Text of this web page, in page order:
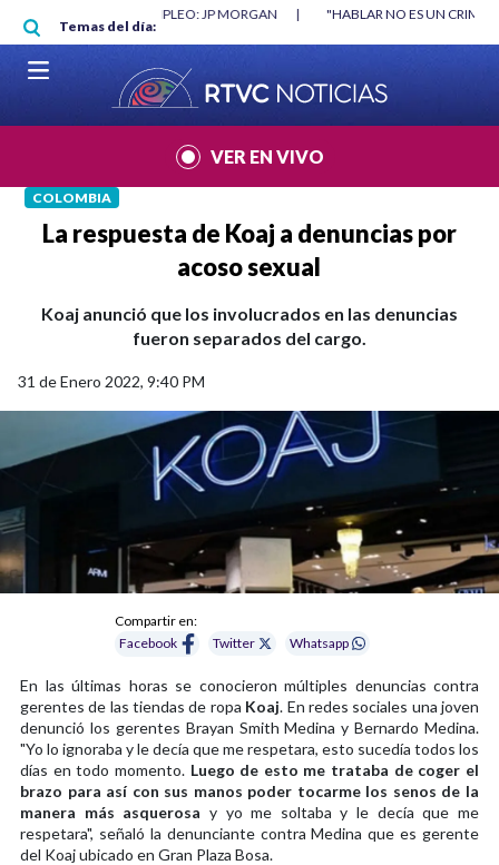
Pasar al contenido principal
Temas del día:
"HABLAR NO ES UN CRIMEN": CARTA DE BETO CORAL |
VER EN VIVO
COLOMBIA
La respuesta de Koaj a denuncias por
acoso sexual
Koaj anunció que los involucrados en las denuncias
fueron separados del cargo.
31 de Enero 2022, 9:40 PM
Compartir en:
Facebook
Twitter Whatsapp
En las últimas horas se conocieron múltiples denuncias contra
gerentes de las tiendas de ropa Koaj. En redes sociales una joven
denunció los gerentes Brayan Smith Medina y Bernardo Medina.
"Yo lo ignoraba y le decía que me respetara, esto sucedía todos los
días en todo momento. Luego de esto me trataba de coger el
brazo para así con sus manos poder tocarme los senos de la
manera más asquerosa y yo me soltaba y le decía que me
respetara", señaló la denunciante contra Medina que es gerente
del Koaj ubicado en Gran Plaza Bosa.